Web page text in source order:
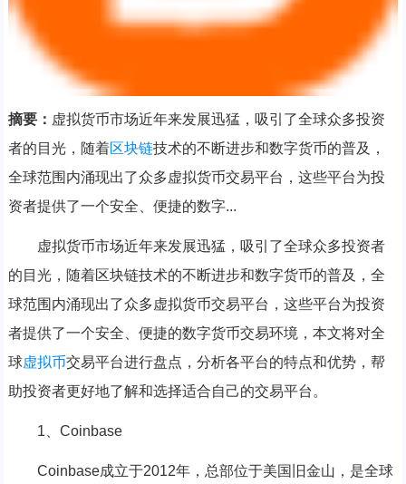
摘要： 虚拟货币市场近年来发展迅猛，吸引了全球众多投资
者的目光，随着区块链技术的不断进步和数字货币的普及，
全球范围内涌现出了众多虚拟货币交易平台，这些平台为投
资者提供了一个安全、便捷的数字...
虚拟货币市场近年来发展迅猛，吸引了全球众多投资者
的目光，随着区块链技术的不断进步和数字货币的普及，全
球范围内涌现出了众多虚拟货币交易平台，这些平台为投资
者提供了一个安全、便捷的数字货币交易环境，本文将对全
球虚拟币交易平台进行盘点，分析各平台的特点和优势，帮
助投资者更好地了解和选择适合自己的交易平台。
1、Coinbase
Coinbase成立于2012年，总部位于美国旧金山，是全球